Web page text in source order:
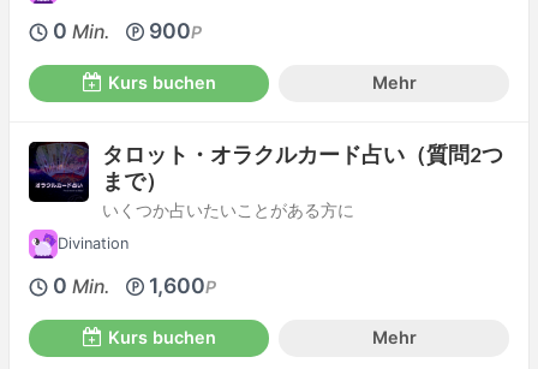
0 Min. 900P
Kurs buchen Mehr
タロット・オラクルカード占い（質問2つ
まで）
いくつか占いたいことがある方に
Divination
0 Min. 1,600P
Kurs buchen Mehr